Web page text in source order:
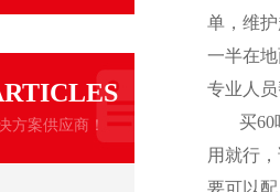
方案供应商！
单，维
一半在
专业人
买60
用就行
要可以